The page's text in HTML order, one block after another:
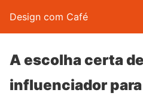
Design com Café
A escolha certa
influenciador para